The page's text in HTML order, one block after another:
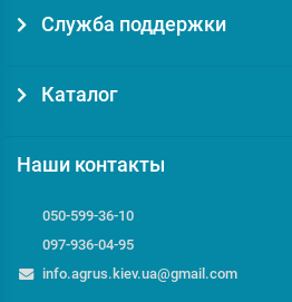
Служба поддержки
Каталог
Наши контакты
050-599-36-10
097-936-04-95
info.agrus.kiev.ua@gmail.com